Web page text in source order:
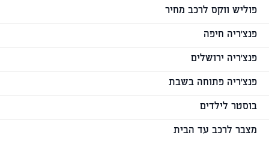
פוליש ווקס לרכב מחיר
פנצ'ריה חיפה
פנצ'ריה ירושלים
פנצ'ריה פתוחה בשבת
בוסטר לילדים
מצבר לרכב עד הבית